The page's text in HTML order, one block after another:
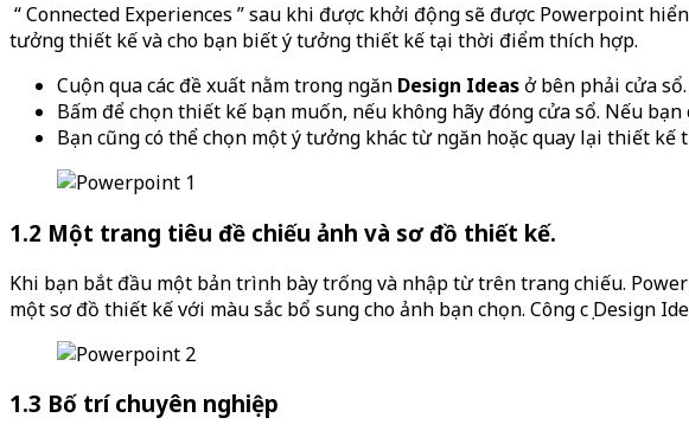
“ Connected Experiences ” sau khi được khởi động sẽ được Powerpoint
tưởng thiết kế và cho bạn biết ý tưởng thiết kế tại thời điểm thích hợp.
Cuộn qua các đề xuất nằm trong ngăn Design Ideasở bên phải cửa sổ.
Bấm để chọn thiết kế bạn muốn, nếu không hãy đóng cửa sổ. Nếu
Bạn cũng có thể chọn một ý tưởng khác từ ngăn hoặc quay lại thiết
1.2 Một trang tiêu đề chiếu ảnh và sơ đồ thiết kế.
Khi bạn bắt đầu một bản trình bày trống và nhập từ trên trang chiếu.
một sơ đồ thiết kế với màu sắc bổ sung cho ảnh bạn chọn. Công cụ
1.3 Bố trí chuyên nghiệp